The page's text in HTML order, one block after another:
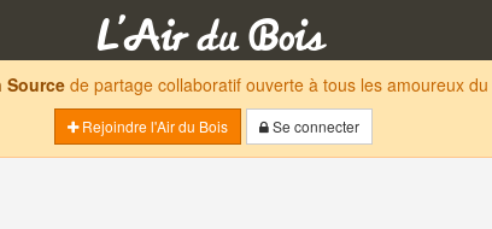
Sourcede partage collaboratif ouverte à tous les amoureux du
Rejoindre l'Air du Bois
Se connecter